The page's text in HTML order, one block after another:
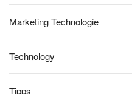
Marketing Technologie
Technology
Tipps